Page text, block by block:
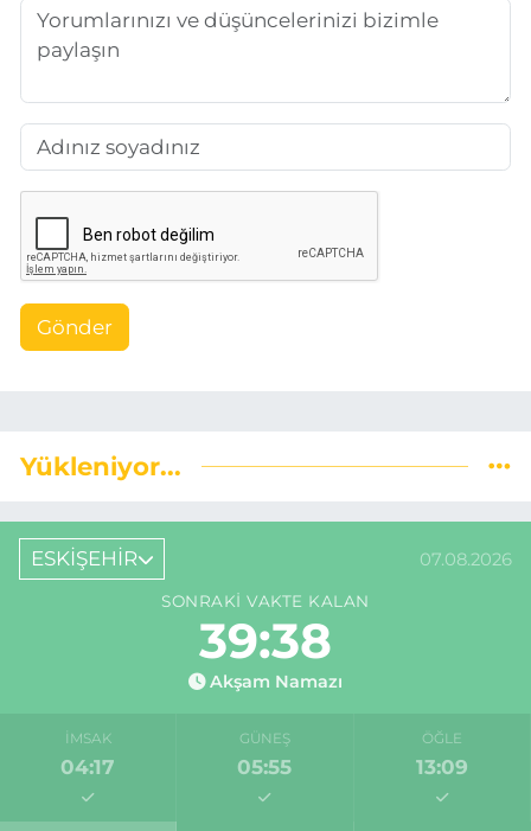
Gönder
Yükleniyor...
ESKİŞEHİR 07.08.2026
SONRAKI VAKTE KALAN
39:38
Akşam Namazı
İMSAK
04:17
GÜNEŞ
05:55
ÖĞLE
13:09